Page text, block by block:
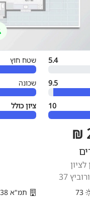
5.4 שטח חוץ
9.5 שכונה
10 ציון כולל
37
תמ"א 38